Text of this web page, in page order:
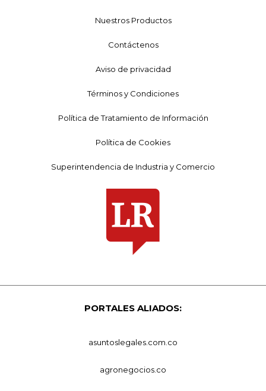
Nuestros Productos
Contáctenos
Aviso de privacidad
Términos y Condiciones
Política de Tratamiento de Información
Política de Cookies
Superintendencia de Industria y Comercio
PORTALES ALIADOS:
asuntoslegales.com.co
agronegocios.co